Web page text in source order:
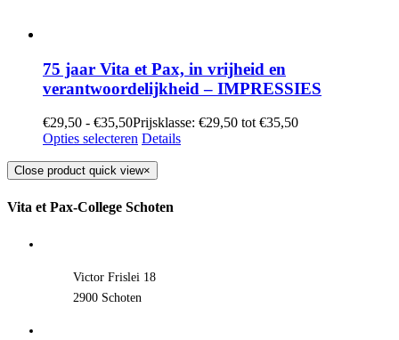
75 jaar Vita et Pax, in vrijheid en
verantwoordelijkheid – IMPRESSIES
€29,50 - €35,50Prijsklasse: €29,50 tot €35,50
Opties selecteren Details
Close product quick view×
Vita et Pax-College Schoten
Victor Frislei 18
2900 Schoten